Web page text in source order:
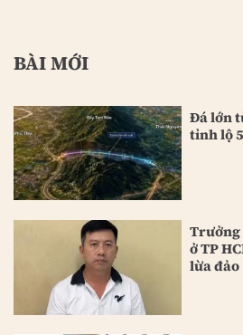
BÀI MỚI
Đá lớn
tỉnh lộ
Trưởng
ở TP
lừa đảo